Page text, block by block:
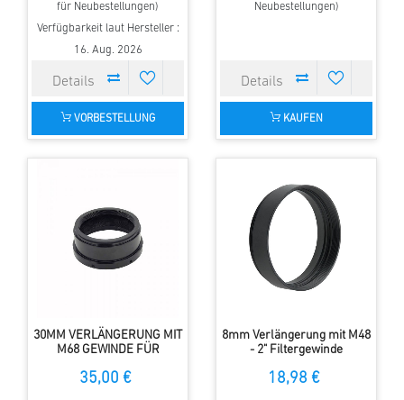
für Neubestellungen)
Verfügbarkeit laut Hersteller :
16. Aug. 2026
VORBESTELLUNG
Neubestellungen)
KAUFEN
30MM VERLÄNGERUNG MIT
M68 GEWINDE FÜR
PRÄZISIONSAUSZUG 2"
35,00 €
8mm Verlängerung mit M48
- 2" Filtergewinde
18,98 €